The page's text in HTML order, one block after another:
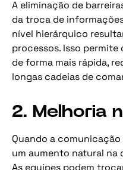
A eliminação de
da troca de
nível hierárquico
processos. Isso
de forma mais rápida,
longas cadeias de
2. Melhoria
Quando a
um aumento natural na
As equipes podem